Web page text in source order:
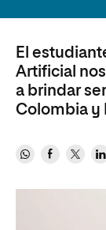
El
Artificial
a brindar
Colombia y